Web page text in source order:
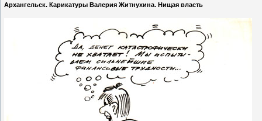
Архангельск. Карикатуры Валерия Житнухина. Нищая власть